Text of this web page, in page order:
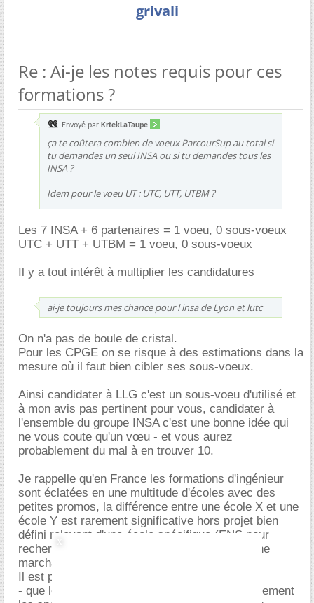
grivali
Re : Ai-je les notes requis pour ces
formations ?
Envoyé par KrtekLaTaupe
ça te coûtera combien de voeux ParcourSup au total si
tu demandes un seul INSA ou si tu demandes tous les
INSA ?
Idem pour le voeu UT : UTC, UTT, UTBM ?
Les 7 INSA + 6 partenaires = 1 voeu, 0 sous-voeux
UTC + UTT + UTBM = 1 voeu, 0 sous-voeux
Il y a tout intérêt à multiplier les candidatures
ai-je toujours mes chance pour l insa de Lyon et lutc
On n'a pas de boule de cristal.
Pour les CPGE on se risque à des estimations dans la
mesure où il faut bien cibler ses sous-voeux.
Ainsi candidater à LLG c'est un sous-voeu d'utilisé et
à mon avis pas pertinent pour vous, candidater à
l'ensemble du groupe INSA c'est une bonne idée qui
ne vous coute qu'un vœu - et vous aurez
probablement du mal à en trouver 10.
Je rappelle qu'en France les formations d'ingénieur
sont éclatées en une multitude d'écoles avec des
petites promos, la différence entre une école X et une
école Y est rarement significative hors projet bien
défini relevant d'une école spécifique (ENS pour
recherche, école militaire, ENSM pour la marine
marchande...).
Il est plus important de vérifier:
- que les écoles envisagées proposent effectivement